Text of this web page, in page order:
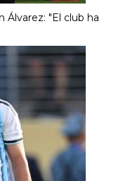
Álvarez: "El club ha